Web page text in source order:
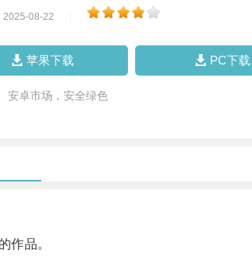
2025-08-22
苹果下载 PC下载
安卓市场，安全绿色
作品。